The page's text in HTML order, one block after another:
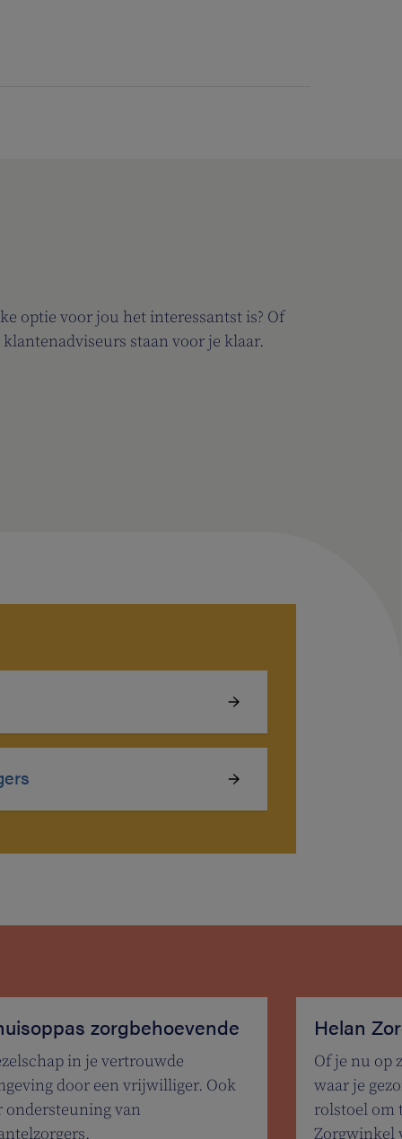
optie voor jou het interessantst is? Of
staan voor je klaar.
zorgbehoevende
in je vertrouwde
door een vrijwilliger. Ook
ondersteuning van
Helan
Of je nu op
waar je
rolstoel om
Zorgwinkel